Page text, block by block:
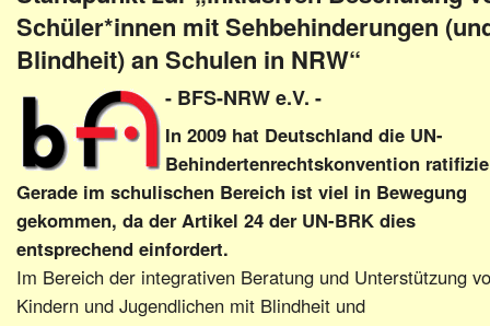
Schüler*innen mit Sehbehinderungen
Blindheit) an Schulen in NRW“
- BFS-NRW e.V. -
In 2009 hat Deutschland die UN-
Behindertenrechtskonvention
Gerade im schulischen Bereich ist viel in Bewegung
gekommen, da der Artikel 24 der UN-BRK dies
entsprechend einfordert.
Im Bereich der integrativen Beratung und Unterstützung
Kindern und Jugendlichen mit Blindheit und